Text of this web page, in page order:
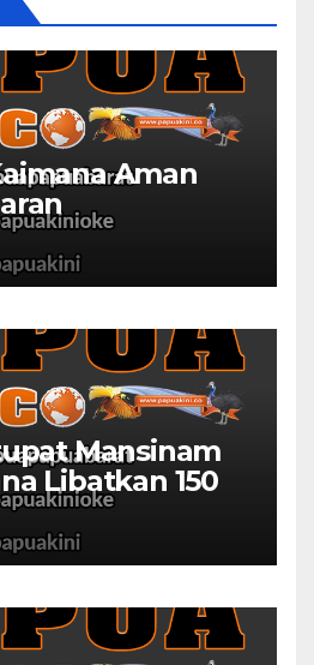
Aman
Mansinam
Libatkan 150